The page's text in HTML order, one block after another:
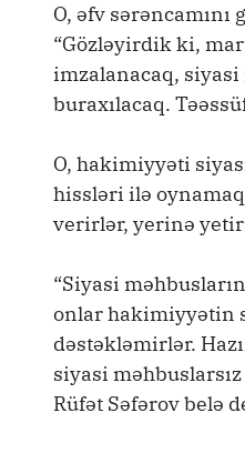
O, əfv
“Gözləyirdik ki,
imzalanacaq, siyasi
buraxılacaq.
O, hakimiyyəti
hissləri ilə
verirlər, yerinə
“Siyasi
onlar hakimiyyətin
dəstəkləmirlər.
siyasi
Rüfət Səfərov belə